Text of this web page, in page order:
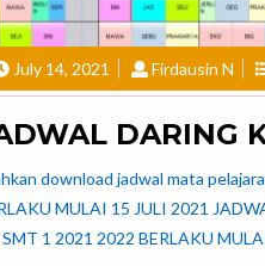
July 14, 2021 Firdausin N
DARING
download jadwal mata
MULAI 15 JULI 2021
1 2021 2022 BERLAKU